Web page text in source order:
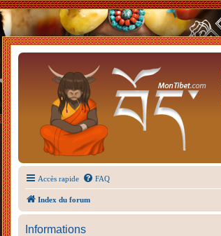
Accès rapide FAQ
Index du forum
Informations